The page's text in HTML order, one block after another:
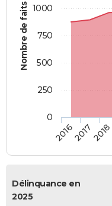
Nombre de faits
201620172018
0
250
500
750
1000
Délinquance en
2025